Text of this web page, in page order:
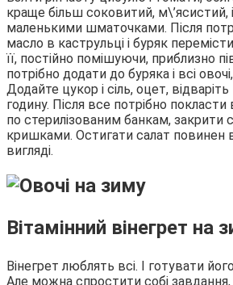
краще більш соковитий, м\’ясистий,
маленькими шматочками. Після
масло в каструльці і буряк
її, постійно помішуючи, приблизно
потрібно додати до буряка і всі
Додайте цукор і сіль, оцет,
годину. Після все потрібно покласти
по стерилізованим банкам, закрити
кришками. Остигати салат повинен
вигляді.
Вітамінний вінегрет на
Вінегрет люблять всі. І готувати
Але можна спростити собі